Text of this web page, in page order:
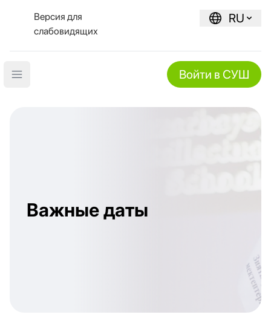
Версия для
слабовидящих
RU
Open main menu Войти в СУШ
Важные даты